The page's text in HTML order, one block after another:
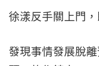
徐漾反手關上門
發現事情發展脫